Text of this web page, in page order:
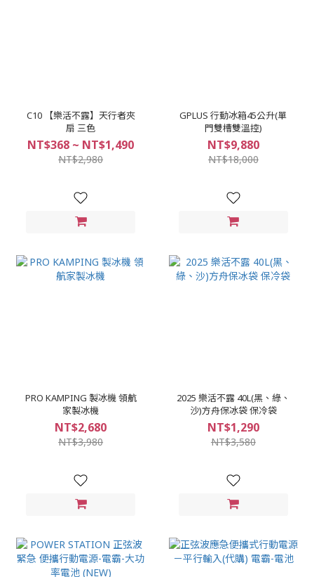
C10 【樂活不露】天行者夾
扇 三色
NT$368 ~ NT$1,490
NT$2,980
GPLUS 行動冰箱45公升(單
門雙槽雙溫控)
NT$9,880
NT$18,000
PRO KAMPING 製冰機 領航
家製冰機
NT$2,680
NT$3,980
2025 樂活不露 40L(黑、綠、
沙)方舟保冰袋 保冷袋
NT$1,290
NT$3,580